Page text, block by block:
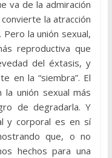
va de la admiración
la atracción
la unión sexual,
reproductiva que
del éxtasis, y
en la “siembra”. El
la unión sexual más
de degradarla. Y
y corporal es en sí
que, o no
hechos para una